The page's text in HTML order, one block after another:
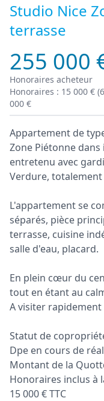
Studio Nice
terrasse
255 000
Honoraires acheteur
Honoraires : 15 000 €
000 €
Appartement de
Zone Piétonne
entretenu avec
Verdure, totalement
L'appartement se
séparés, pièce
terrasse, cuisine
salle d'eau, placard.
En plein cœur du
tout en étant au
A visiter rapidement
Statut de
Dpe en cours de
Montant de la
Honoraires inclus à
15 000 € TTC